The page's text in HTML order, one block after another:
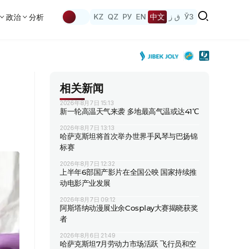
政治 分析 KZ QZ РУ EN 中文 ق ز ЎЗ
相关新闻
2026年8月7日 15:13
新一轮高温天气来袭 多地最高气温或达41℃
2026年8月7日 13:13
哈萨克斯坦将首次举办世界手风琴与巴扬锦
标赛
2026年8月7日 12:32
上半年6部国产影片在全国公映 国家持续推
动电影产业发展
2026年8月7日 09:12
阿斯塔纳动漫展业余Cosplay大赛揭晓获奖
者
2026年8月6日 21:49
哈萨克斯坦7月劳动力市场活跃 飞行员和空